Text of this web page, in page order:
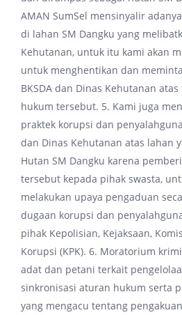
AMAN SumSel mensinyalir
di lahan SM Dangku yang
Kehutanan, untuk itu kami akan
untuk menghentikan dan
BKSDA dan Dinas Kehutanan
hukum tersebut. 5. Kami juga
praktek korupsi dan
dan Dinas Kehutanan atas lahan
Hutan SM Dangku karena
tersebut kepada pihak swasta,
melakukan upaya pengaduan
dugaan korupsi dan
pihak Kepolisian, Kejaksaan,
Korupsi (KPK). 6. Moratorium
adat dan petani terkait
sinkronisasi aturan hukum serta
yang mengacu tentang